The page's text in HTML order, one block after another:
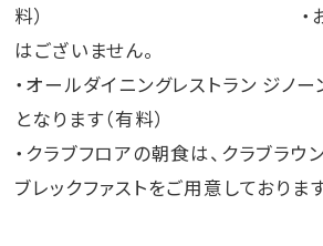
料） ・お子様用
はございません。
・オールダイニングレストラン ジノ
となります（有料）
・クラブフロアの朝食は、クラブラウ
ブレックファストをご用意しております